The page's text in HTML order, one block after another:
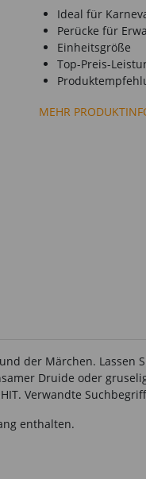
Ideal für
Perücke für
Einheitsgröße
Top-Preis-
MEHR
der Märchen.
Druide oder
Verwandte
enthalten.